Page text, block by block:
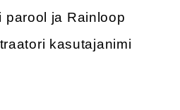
parool ja Rainloop
kasutajanimi